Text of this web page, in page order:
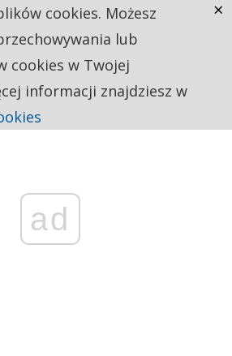
ad
cookies. Możesz
lub
cookies w Twojej
informacji znajdziesz w
×